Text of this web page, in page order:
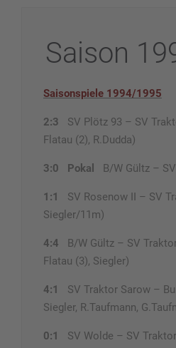
Saison
Saisonspiele 1994/1995
2:3 SV Plötz 93 – SV
Flatau (2), R.Dudda)
3:0 Pokal B/W Gültz –
1:1 SV Rosenow II – SV
Siegler/11m)
4:4 B/W Gültz – SV
Flatau (3), Siegler)
4:1 SV Traktor Sarow –
Siegler, R.Taufmann,
0:1 SV Wolde – SV